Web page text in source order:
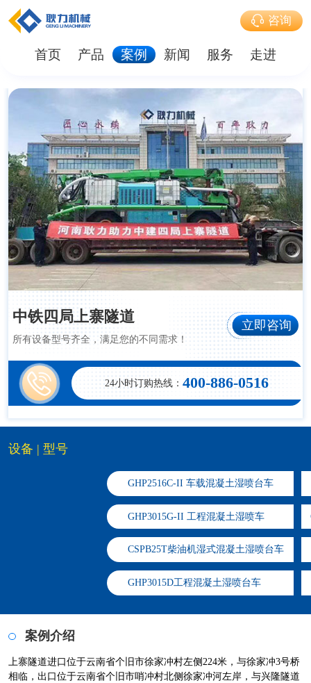
咨询
首页 产品 案例 新闻 服务 走进
中铁四局上寨隧道
所有设备型号齐全，满足您的不同需求！
立即咨询
24小时订购热线：400-886-0516
设备 | 型号
GHP2516C-II 车载混凝土湿喷台车
GHP3015G-II 工程混凝土湿喷车
CSPB25T柴油机湿式混凝土湿喷台车
​GHP3015D工程混凝土湿喷台车
案例介绍
上寨隧道进口位于云南省个旧市徐家冲村左侧224米，与徐家冲3号桥
相临，出口位于云南省个旧市哨冲村北侧徐家冲河左岸，与兴隆隧道